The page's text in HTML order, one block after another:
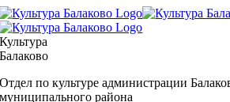
Skip
to
content
Культура
Балаково
Отдел по культуре администрации
муниципального района